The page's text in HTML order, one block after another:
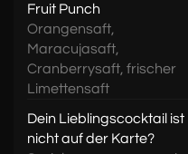
Fruit Punch
Orangensaft,
Maracujasaft,
Cranberrysaft, frischer
Limettensaft
Dein Lieblingscocktail ist
nicht auf der Karte?